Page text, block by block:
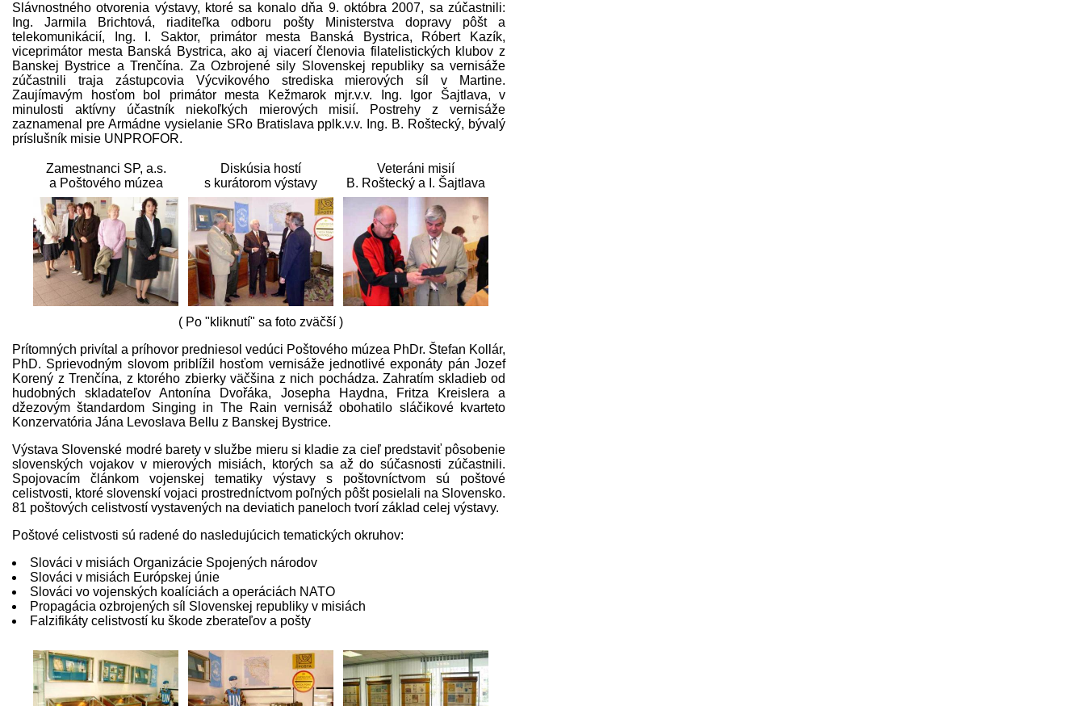
Slávnostného otvorenia výstavy, ktoré sa konalo dňa 9. októbra 2007, sa zúčastnili:
Ing. Jarmila Brichtová, riaditeľka odboru pošty Ministerstva dopravy pôšt a
telekomunikácií, Ing. I. Saktor, primátor mesta Banská Bystrica, Róbert Kazík,
viceprimátor mesta Banská Bystrica, ako aj viacerí členovia filatelistických klubov z
Banskej Bystrice a Trenčína. Za Ozbrojené sily Slovenskej republiky sa vernisáže
zúčastnili traja zástupcovia Výcvikového strediska mierových síl v Martine.
Zaujímavým hosťom bol primátor mesta Kežmarok mjr.v.v. Ing. Igor Šajtlava, v
minulosti aktívny účastník niekoľkých mierových misií. Postrehy z vernisáže
zaznamenal pre Armádne vysielanie SRo Bratislava pplk.v.v. Ing. B. Roštecký, bývalý
príslušník misie UNPROFOR.
Zamestnanci SP, a.s.
a Poštového múzea
Diskúsia hostí
s kurátorom výstavy
Veteráni misií
B. Roštecký a I. Šajtlava
( Po "kliknutí" sa foto zväčší )
Prítomných privítal a príhovor predniesol vedúci Poštového múzea PhDr. Štefan Kollár,
PhD. Sprievodným slovom priblížil hosťom vernisáže jednotlivé exponáty pán Jozef
Korený z Trenčína, z ktorého zbierky väčšina z nich pochádza. Zahratím skladieb od
hudobných skladateľov Antonína Dvořáka, Josepha Haydna, Fritza Kreislera a
džezovým štandardom Singing in The Rain vernisáž obohatilo sláčikové kvarteto
Konzervatória Jána Levoslava Bellu z Banskej Bystrice.
Výstava Slovenské modré barety v službe mieru si kladie za cieľ predstaviť pôsobenie
slovenských vojakov v mierových misiách, ktorých sa až do súčasnosti zúčastnili.
Spojovacím článkom vojenskej tematiky výstavy s poštovníctvom sú poštové
celistvosti, ktoré slovenskí vojaci prostredníctvom poľných pôšt posielali na Slovensko.
81 poštových celistvostí vystavených na deviatich paneloch tvorí základ celej výstavy.
Poštové celistvosti sú radené do nasledujúcich tematických okruhov:
Slováci v misiách Organizácie Spojených národov
Slováci v misiách Európskej únie
Slováci vo vojenských koalíciách a operáciách NATO
Propagácia ozbrojených síl Slovenskej republiky v misiách
Falzifikáty celistvostí ku škode zberateľov a pošty